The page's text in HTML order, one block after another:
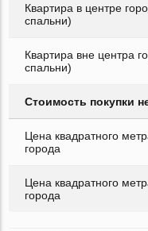
Квартира в центре
спальни)
Квартира вне центра
спальни)
Стоимость покупки
Цена квадратного
города
Цена квадратного
города